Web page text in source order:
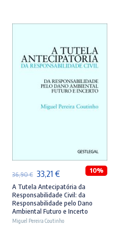
36,90€ O
preço
original
era:
33,21 €O
preço
atual
é:
10%
A Tutela Antecipatória da
Responsabilidade Civil: da
Responsabilidade pelo Dano
Ambiental Futuro e Incerto
Miguel Pereira Coutinho